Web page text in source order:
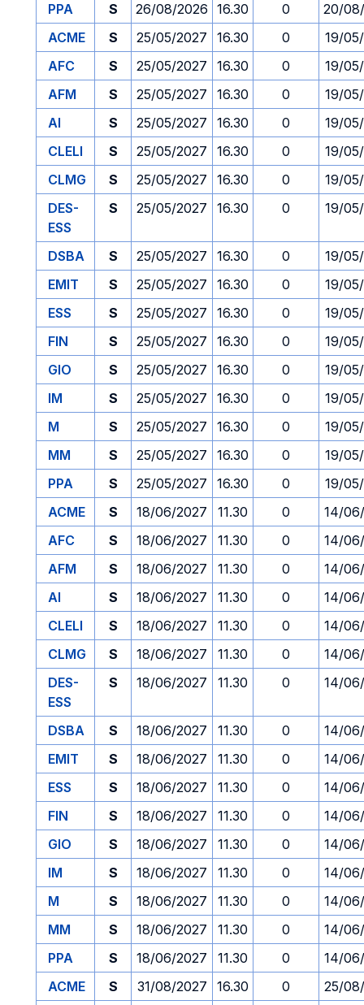
PPA
S 26/08/2026 16.30 0
20/
ACME
S 25/05/2027 16.30 0
19/
AFC
S 25/05/2027 16.30 0
19/
AFM
S 25/05/2027 16.30 0
19/
AI
S 25/05/2027 16.30 0
19/
CLELI
S 25/05/2027 16.30 0
19/
CLMG
S 25/05/2027 16.30 0
19/
DES-
ESS
S 25/05/2027 16.30 0 19/
DSBA S 25/05/2027 16.30 0
19/
EMIT
S 25/05/2027 16.30 0
19/
ESS
S 25/05/2027 16.30 0
19/
FIN
S 25/05/2027 16.30 0
19/
GIO
S 25/05/2027 16.30 0
19/
IM
S 25/05/2027 16.30 0
19/
M
S 25/05/2027 16.30 0
19/
MM
S 25/05/2027 16.30 0
19/
PPA
S 25/05/2027 16.30 0
19/
ACME
S 18/06/2027 11.30 0
14/
AFC
S 18/06/2027 11.30 0
14/
AFM
S 18/06/2027 11.30 0
14/
AI
S 18/06/2027 11.30 0
14/
CLELI
S 18/06/2027 11.30 0
14/
CLMG
S 18/06/2027 11.30 0
14/
DES-
ESS
S 18/06/2027 11.30 0 14/
DSBA S 18/06/2027 11.30 0
14/
EMIT
S 18/06/2027 11.30 0
14/
ESS
S 18/06/2027 11.30 0
14/
FIN
S 18/06/2027 11.30 0
14/
GIO
S 18/06/2027 11.30 0
14/
IM
S 18/06/2027 11.30 0
14/
M
S 18/06/2027 11.30 0
14/
MM
S 18/06/2027 11.30 0
14/
PPA
S 18/06/2027 11.30 0
14/
ACME
S 31/08/2027 16.30 0 25/